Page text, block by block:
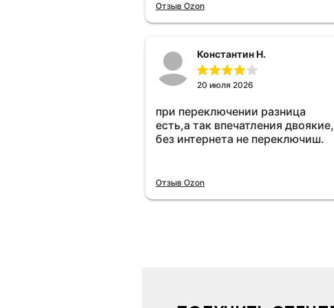
Отзыв Ozon
Константин Н.
20 июля 2026
при переключении разница
есть,а так впечатления двоякие,
без интернета не переключиш.
Отзыв Ozon